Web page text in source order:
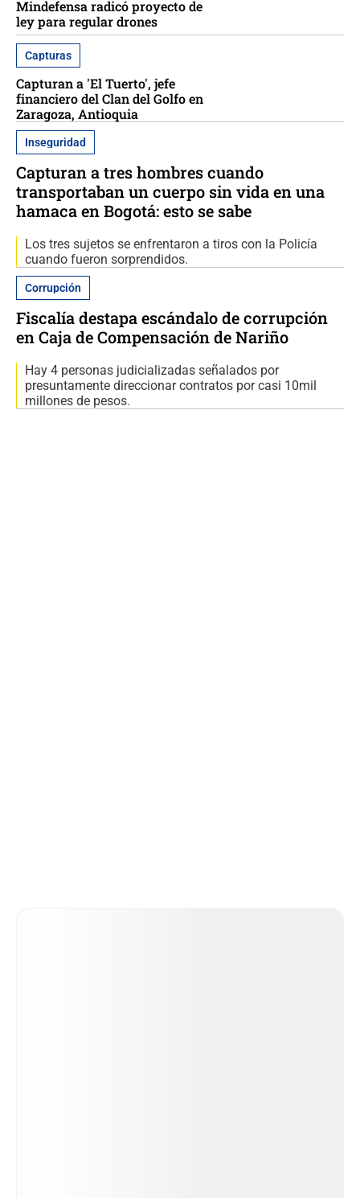
Mindefensa radicó proyecto de
ley para regular drones
Capturas
Capturan a 'El Tuerto', jefe
financiero del Clan del Golfo en
Zaragoza, Antioquia
Inseguridad
Capturan a tres hombres cuando
transportaban un cuerpo sin vida en una
hamaca en Bogotá: esto se sabe
Los tres sujetos se enfrentaron a tiros con la Policía
cuando fueron sorprendidos.
Corrupción
Fiscalía destapa escándalo de corrupción
en Caja de Compensación de Nariño
Hay 4 personas judicializadas señalados por
presuntamente direccionar contratos por casi 10mil
millones de pesos.